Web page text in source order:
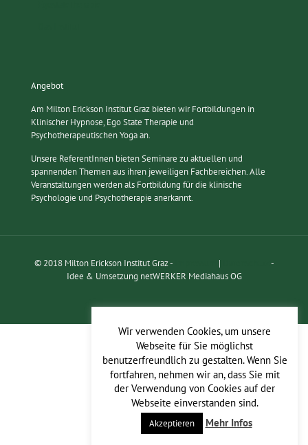
Angebot
Am Milton Erickson Institut Graz bieten wir Fortbildungen in
Klinischer Hypnose, Ego State Therapie und
Psychotherapeutischen Yoga an.
Unsere ReferentInnen bieten Seminare zu aktuellen und
spannenden Themen aus ihren jeweiligen Fachbereichen. Alle
Veranstaltungen werden als Fortbildung für die klinische
Psychologie und Psychotherapie anerkannt.
© 2018 Milton Erickson Institut Graz - |
-
Idee & Umsetzung netWERKER Mediahaus OG
Wir verwenden Cookies, um unsere
Webseite für Sie möglichst
benutzerfreundlich zu gestalten. Wenn Sie
fortfahren, nehmen wir an, dass Sie mit
der Verwendung von Cookies auf der
Webseite einverstanden sind.
Akzeptieren Mehr Infos